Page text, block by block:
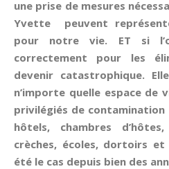
une prise de mesures
Yvette peuvent
pour notre vie. ET si
correctement pour les
devenir catastrophique.
n’importe quelle espace de
privilégiés de contamination
hôtels, chambres
crèches, écoles, dortoirs
été le cas depuis bien des